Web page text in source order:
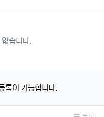
습니다.
록이 가능합니다.